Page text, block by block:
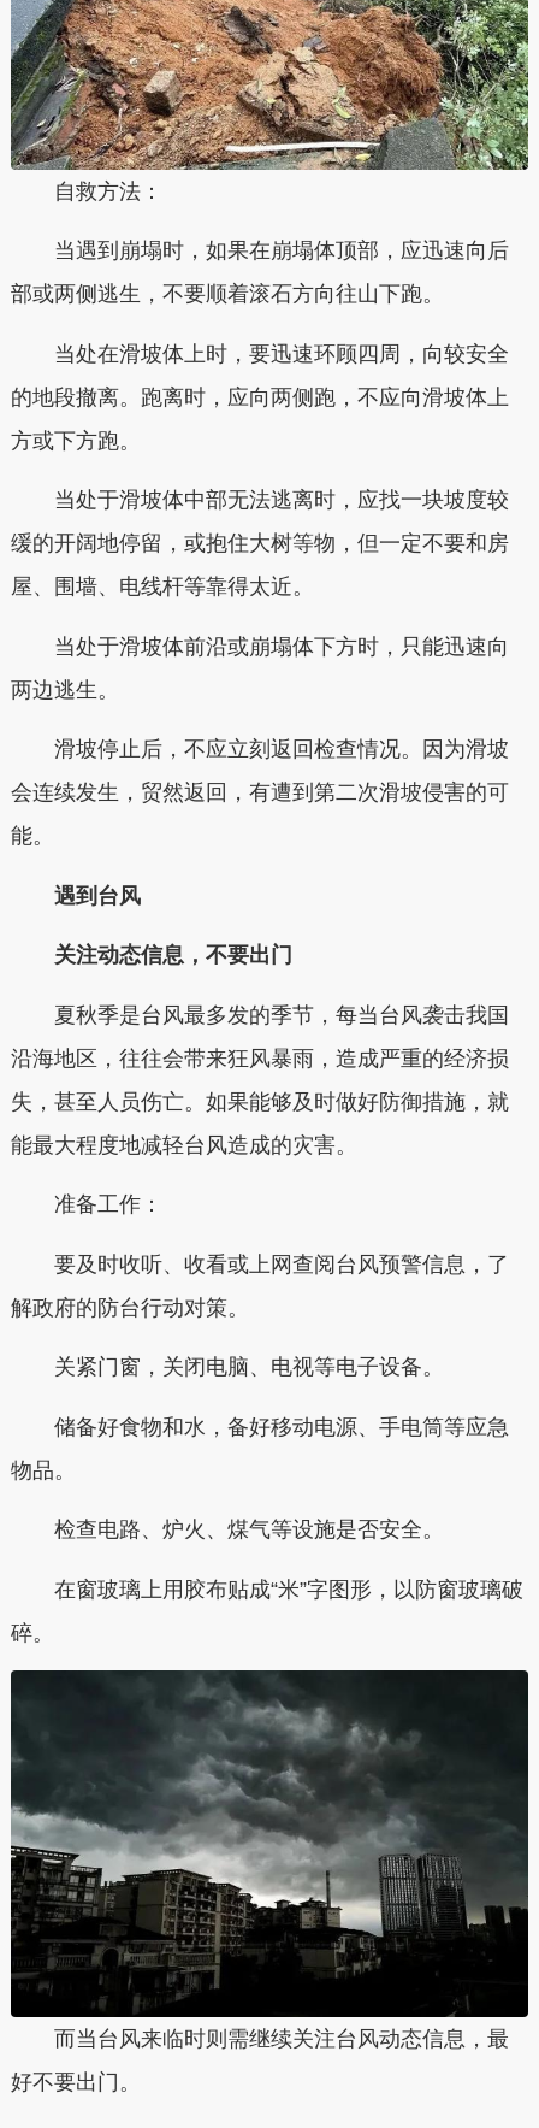
自救方法：
当遇到崩塌时，如果在崩塌体顶部，应迅速向后
部或两侧逃生，不要顺着滚石方向往山下跑。
当处在滑坡体上时，要迅速环顾四周，向较安全
的地段撤离。跑离时，应向两侧跑，不应向滑坡体上
方或下方跑。
当处于滑坡体中部无法逃离时，应找一块坡度较
缓的开阔地停留，或抱住大树等物，但一定不要和房
屋、围墙、电线杆等靠得太近。
当处于滑坡体前沿或崩塌体下方时，只能迅速向
两边逃生。
滑坡停止后，不应立刻返回检查情况。因为滑坡
会连续发生，贸然返回，有遭到第二次滑坡侵害的可
能。
遇到台风
关注动态信息，不要出门
夏秋季是台风最多发的季节，每当台风袭击我国
沿海地区，往往会带来狂风暴雨，造成严重的经济损
失，甚至人员伤亡。如果能够及时做好防御措施，就
能最大程度地减轻台风造成的灾害。
准备工作：
要及时收听、收看或上网查阅台风预警信息，了
解政府的防台行动对策。
关紧门窗，关闭电脑、电视等电子设备。
储备好食物和水，备好移动电源、手电筒等应急
物品。
检查电路、炉火、煤气等设施是否安全。
在窗玻璃上用胶布贴成“米”字图形，以防窗玻璃破
碎。
而当台风来临时则需继续关注台风动态信息，最
好不要出门。